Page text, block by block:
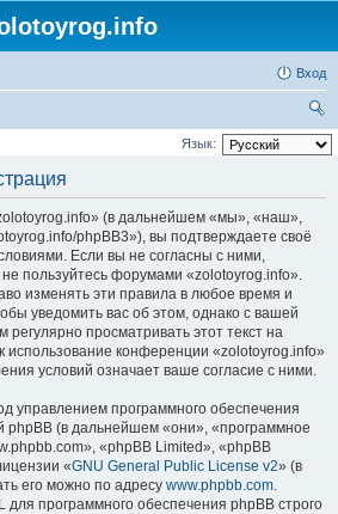
Вход
ои
Язык:
(в дальнейшем «мы», «наш»,
phpBB3»), вы подтверждаете своё
Если вы не согласны с ними,
пользуйтесь форумами «zolotoyrog.info».
изменять эти правила в любое время и
уведомить вас об этом, однако с вашей
просматривать этот текст на
использование конференции «zolotoyrog.info»
условий означает ваше согласие с ними.
управлением программного обеспечения
phpBB (в дальнейшем «они», «программное
«phpBB Limited», «phpBB
«GNU General Public License v2» (в
его можно по адресу www.phpbb.com.
для программного обеспечения phpBB строго